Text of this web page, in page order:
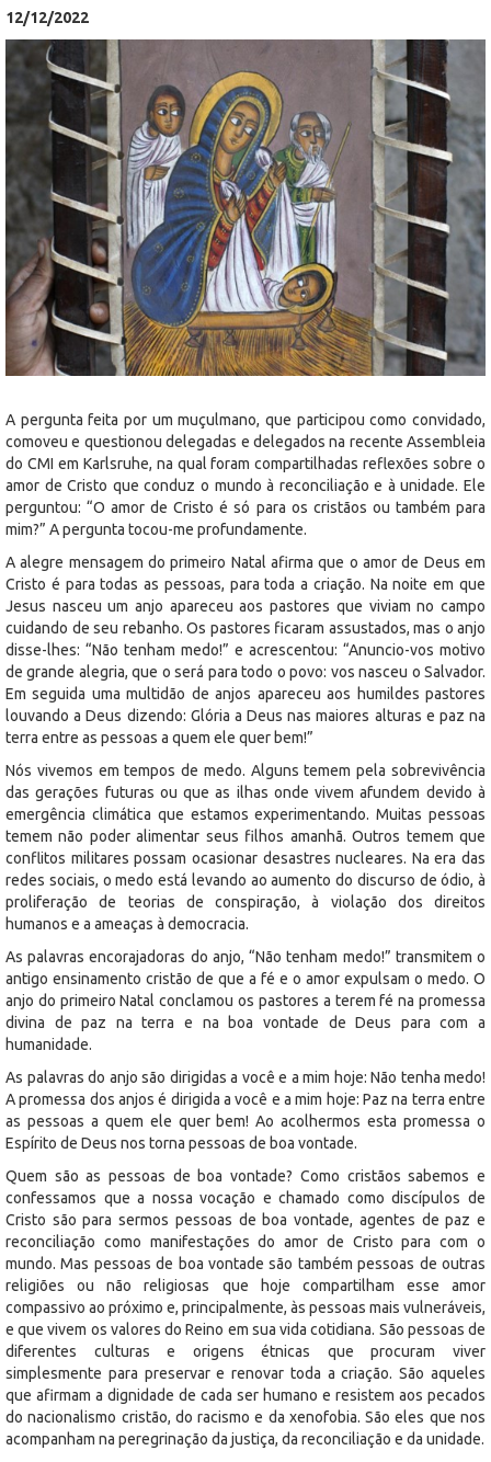
12/12/2022
A pergunta feita por um muçulmano, que participou como convidado,
comoveu e questionou delegadas e delegados na recente Assembleia
do CMI em Karlsruhe, na qual foram compartilhadas reflexões sobre o
amor de Cristo que conduz o mundo à reconciliação e à unidade. Ele
perguntou: “O amor de Cristo é só para os cristãos ou também para
mim?” A pergunta tocou-me profundamente.
A alegre mensagem do primeiro Natal afirma que o amor de Deus em
Cristo é para todas as pessoas, para toda a criação. Na noite em que
Jesus nasceu um anjo apareceu aos pastores que viviam no campo
cuidando de seu rebanho. Os pastores ficaram assustados, mas o anjo
disse-lhes: “Não tenham medo!” e acrescentou: “Anuncio-vos motivo
de grande alegria, que o será para todo o povo: vos nasceu o Salvador.
Em seguida uma multidão de anjos apareceu aos humildes pastores
louvando a Deus dizendo: Glória a Deus nas maiores alturas e paz na
terra entre as pessoas a quem ele quer bem!”
Nós vivemos em tempos de medo. Alguns temem pela sobrevivência
das gerações futuras ou que as ilhas onde vivem afundem devido à
emergência climática que estamos experimentando. Muitas pessoas
temem não poder alimentar seus filhos amanhã. Outros temem que
conflitos militares possam ocasionar desastres nucleares. Na era das
redes sociais, o medo está levando ao aumento do discurso de ódio, à
proliferação de teorias de conspiração, à violação dos direitos
humanos e a ameaças à democracia.
As palavras encorajadoras do anjo, “Não tenham medo!” transmitem o
antigo ensinamento cristão de que a fé e o amor expulsam o medo. O
anjo do primeiro Natal conclamou os pastores a terem fé na promessa
divina de paz na terra e na boa vontade de Deus para com a
humanidade.
As palavras do anjo são dirigidas a você e a mim hoje: Não tenha medo!
A promessa dos anjos é dirigida a você e a mim hoje: Paz na terra entre
as pessoas a quem ele quer bem! Ao acolhermos esta promessa o
Espírito de Deus nos torna pessoas de boa vontade.
Quem são as pessoas de boa vontade? Como cristãos sabemos e
confessamos que a nossa vocação e chamado como discípulos de
Cristo são para sermos pessoas de boa vontade, agentes de paz e
reconciliação como manifestações do amor de Cristo para com o
mundo. Mas pessoas de boa vontade são também pessoas de outras
religiões ou não religiosas que hoje compartilham esse amor
compassivo ao próximo e, principalmente, às pessoas mais vulneráveis,
e que vivem os valores do Reino em sua vida cotidiana. São pessoas de
diferentes culturas e origens étnicas que procuram viver
simplesmente para preservar e renovar toda a criação. São aqueles
que afirmam a dignidade de cada ser humano e resistem aos pecados
do nacionalismo cristão, do racismo e da xenofobia. São eles que nos
acompanham na peregrinação da justiça, da reconciliação e da unidade.